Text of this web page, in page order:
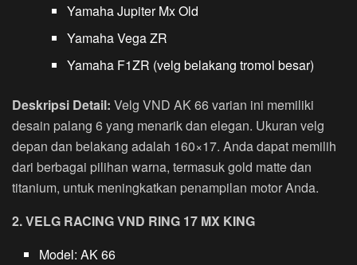
Yamaha Jupiter Mx Old
Yamaha Vega ZR
Yamaha F1ZR (velg belakang tromol besar)
Deskripsi Detail: Velg VND AK 66 varian ini memiliki
desain palang 6 yang menarik dan elegan. Ukuran velg
depan dan belakang adalah 160×17. Anda dapat memilih
dari berbagai pilihan warna, termasuk gold matte dan
titanium, untuk meningkatkan penampilan motor Anda.
2. VELG RACING VND RING 17 MX KING
Model: AK 66